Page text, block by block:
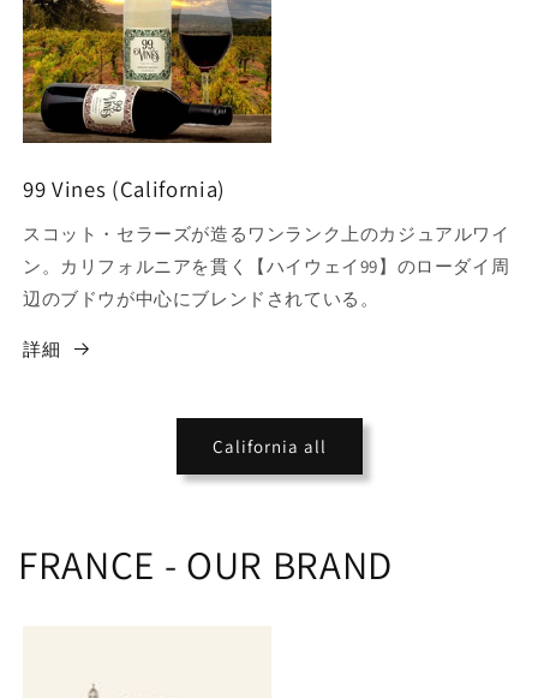
99 Vines (California)
スコット・セラーズが造るワンランク上のカジュアルワイ
ン。カリフォルニアを貫く【ハイウェイ99】のローダイ周
辺のブドウが中心にブレンドされている。
詳細
California all
FRANCE - OUR BRAND